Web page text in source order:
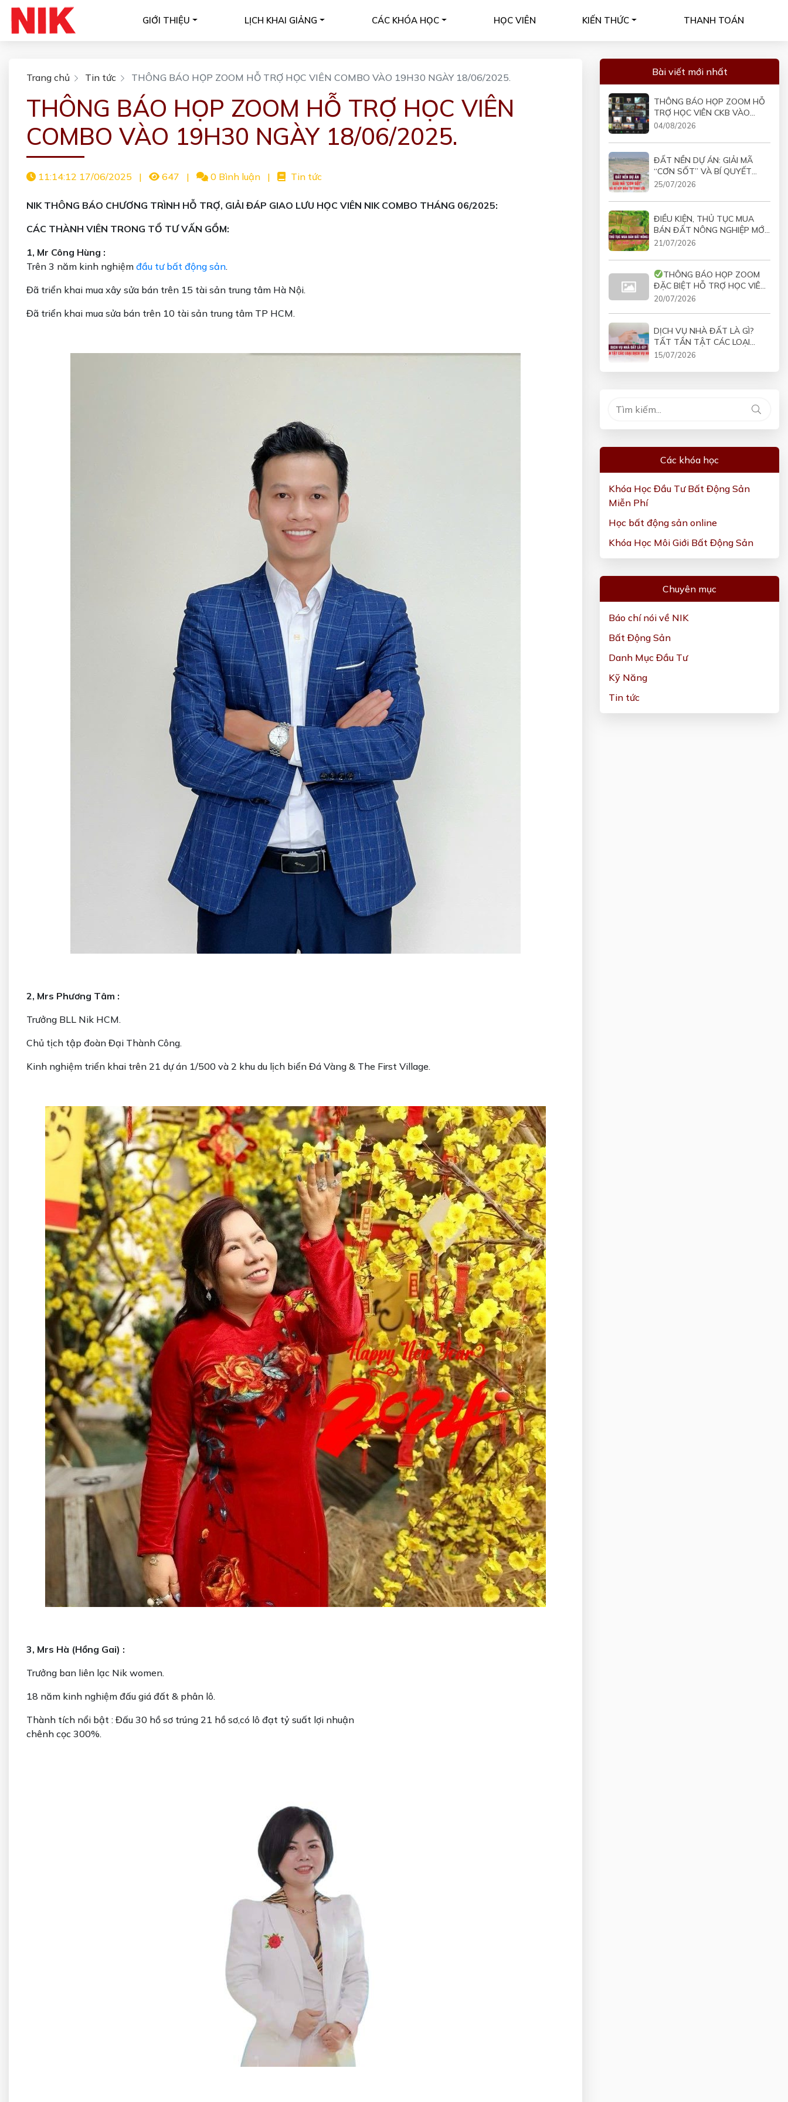
GIỚI THIỆU LỊCH KHAI GIẢNG CÁC KHÓA HỌC HỌC VIÊN KIẾN THỨC THANH TOÁN
Trang chủ Tin tức THÔNG BÁO HỌP ZOOM HỖ TRỢ HỌC VIÊN COMBO VÀO 19H30 NGÀY 18/06/2025.
THÔNG BÁO HỌP ZOOM HỖ TRỢ HỌC VIÊN
COMBO VÀO 19H30 NGÀY 18/06/2025.
11:14:12 17/06/2025 | 647 | 0 Bình luận | Tin tức
NIK THÔNG BÁO CHƯƠNG TRÌNH HỖ TRỢ, GIẢI ĐÁP GIAO LƯU HỌC VIÊN NIK COMBO THÁNG 06/2025:
CÁC THÀNH VIÊN TRONG TỔ TƯ VẤN GỒM:
1, Mr Công Hùng :
Trên 3 năm kinh nghiệm đầu tư bất động sản.
Đã triển khai mua xây sửa bán trên 15 tài sản trung tâm Hà Nội.
Đã triển khai mua sửa bán trên 10 tài sản trung tâm TP HCM.
2, Mrs Phương Tâm :
Trưởng BLL Nik HCM.
Chủ tịch tập đoàn Đại Thành Công.
Kinh nghiệm triển khai trên 21 dự án 1/500 và 2 khu du lịch biển Đá Vàng & The First Village.
3, Mrs Hà (Hồng Gai) :
Trưởng ban liên lạc Nik women.
18 năm kinh nghiệm đấu giá đất & phân lô.
Thành tích nổi bật : Đấu 30 hồ sơ trúng 21 hồ sơ,có lô đạt tỷ suất lợi nhuận
chênh cọc 300%.
Bài viết mới nhất
THÔNG BÁO HỌP ZOOM HỖ
TRỢ HỌC VIÊN CKB VÀO
19H30 NGÀY 05/08/2026
04/08/2026
ĐẤT NỀN DỰ ÁN: GIẢI MÃ
“CƠN SỐT” VÀ BÍ QUYẾT
ĐẦU TƯ SINH LỜI
25/07/2026
ĐIỀU KIỆN, THỦ TỤC MUA
BÁN ĐẤT NÔNG NGHIỆP MỚI
NHẤT
21/07/2026
THÔNG BÁO HỌP ZOOM
ĐẶC BIỆT HỖ TRỢ HỌC VIÊN
COMBO VÀO 19H30 NGÀY
20/07/2026
DỊCH VỤ NHÀ ĐẤT LÀ GÌ?
TẤT TẦN TẬT CÁC LOẠI
DỊCH VỤ NHÀ ĐẤT
15/07/2026
Các khóa học
Khóa Học Đầu Tư Bất Động Sản
Miễn Phí
Học bất động sản online
Khóa Học Môi Giới Bất Động Sản
Chuyên mục
Báo chí nói về NIK
Bất Động Sản
Danh Mục Đầu Tư
Kỹ Năng
Tin tức